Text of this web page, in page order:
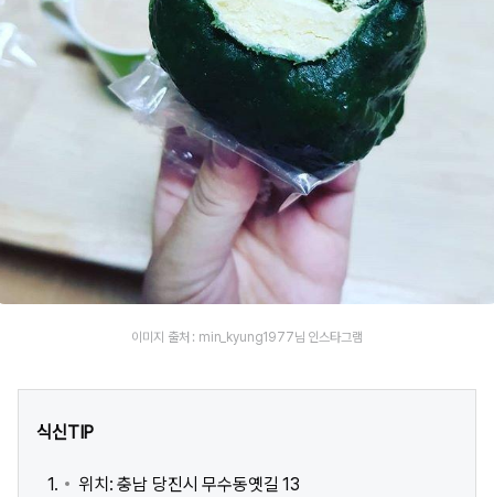
이미지 출처 : min_kyung1977님 인스타그램
식신TIP
위치: 충남 당진시 무수동옛길 13